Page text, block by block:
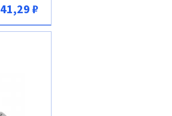
41,29 ₽